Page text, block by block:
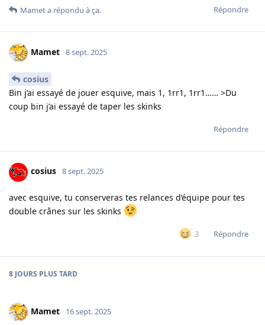
Répondre
Mameta répondu à ça.
Mamet 8 sept. 2025
cosius
Bin j’ai essayé de jouer esquive, mais 1, 1rr1, 1rr1…… >Du
coup bin j’ai essayé de taper les skinks
Répondre
cosius 8 sept. 2025
avec esquive, tu conserveras tes relances d’équipe pour tes
double crânes sur les skinks
3 Répondre
8 JOURS PLUS TARD
Mamet 16 sept. 2025